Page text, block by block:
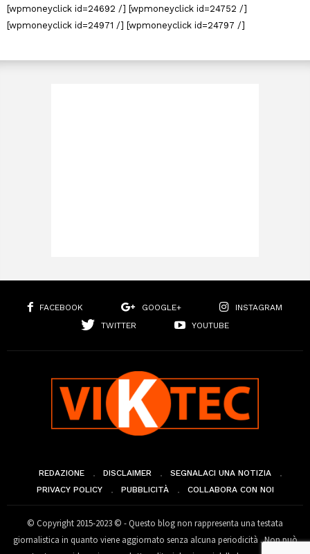
[wpmoneyclick id=24692 /] [wpmoneyclick id=24752 /]
[wpmoneyclick id=24971 /] [wpmoneyclick id=24797 /]
FACEBOOK GOOGLE+
INSTAGRAM
TWITTER
YOUTUBE
REDAZIONE DISCLAIMER
SEGNALACI UNA NOTIZIA
PRIVACY POLICY
PUBBLICITÀ COLLABORA CON NOI
© Copyright 2015-2023 © - Questo blog non rappresenta una testata
giornalistica in quanto viene aggiornato senza alcuna periodicità . Non può